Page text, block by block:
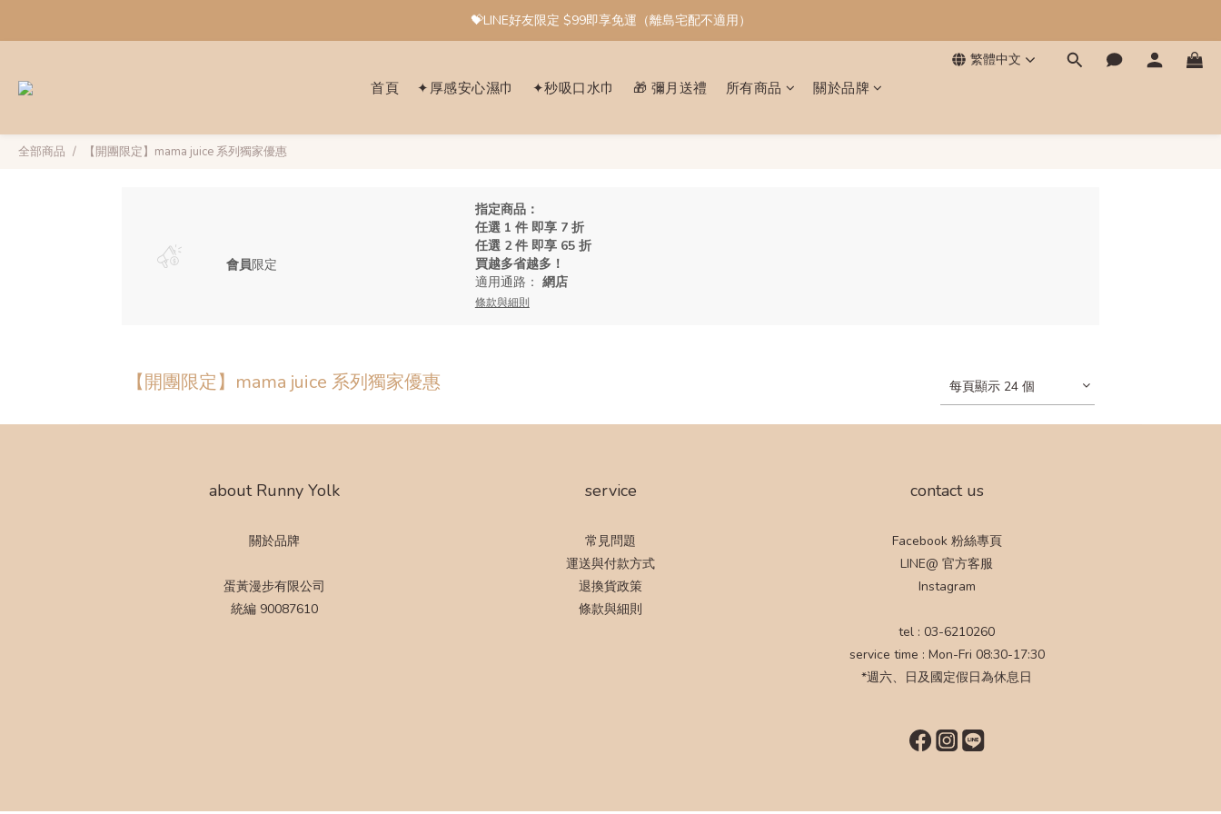
💝LINE好友限定 $99即享免運（離島宅配不適用）
繁體中文
首頁 ✦厚感安心濕巾 ✦秒吸口水巾 🎁 彌月送禮 所有商品 關於品牌
全部商品 【開團限定】mama juice 系列獨家優惠
會員限定
指定商品：
任選 1 件 即享 7 折
任選 2 件 即享 65 折
買越多省越多！
適用通路： 網店
條款與細則
【開團限定】mama juice 系列獨家優惠 每頁顯示 24 個
about Runny Yolk
關於品牌
蛋黃漫步有限公司
統編 90087610
service
常見問題
運送與付款方式
退換貨政策
條款與細則
contact us
Facebook 粉絲專頁
LINE@ 官方客服
Instagram
tel : 03-6210260
service time : Mon-Fri 08:30-17:30
*週六、日及國定假日為休息日